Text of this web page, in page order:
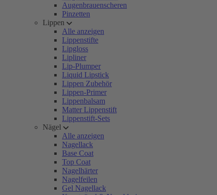
Augenbrauenscheren
Pinzetten
Lippen
Alle anzeigen
Lippenstifte
Lipgloss
Lipliner
Lip-Plumper
Liquid Lipstick
Lippen Zubehör
Lippen-Primer
Lippenbalsam
Matter Lippenstift
Lippenstift-Sets
Nägel
Alle anzeigen
Nagellack
Base Coat
Top Coat
Nagelhärter
Nagelfeilen
Gel Nagellack